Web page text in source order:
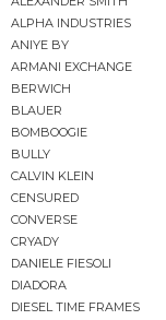
ALPHA INDUSTRIES
ANIYE BY
ARMANI EXCHANGE
BERWICH
BLAUER
BOMBOOGIE
BULLY
CALVIN KLEIN
CENSURED
CONVERSE
CRYADY
DANIELE FIESOLI
DIADORA
DIESEL TIME FRAMES